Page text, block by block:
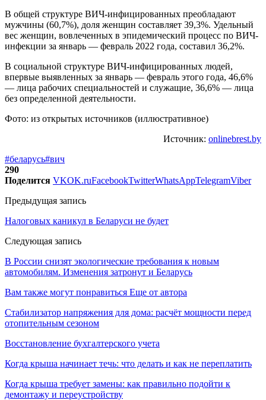
В общей структуре ВИЧ-инфицированных преобладают
мужчины (60,7%), доля женщин составляет 39,3%. Удельный
вес женщин, вовлеченных в эпидемический процесс по ВИЧ-
инфекции за январь — февраль 2022 года, составил 36,2%.
В социальной структуре ВИЧ-инфицированных людей,
впервые выявленных за январь — февраль этого года, 46,6%
— лица рабочих специальностей и служащие, 36,6% — лица
без определенной деятельности.
Фото: из открытых источников (иллюстративное)
Источник: onlinebrest.by
#беларусь#вич
290
Поделится VKOK.ruFacebookTwitterWhatsAppTelegramViber
Предыдущая запись
Налоговых каникул в Беларуси не будет
Следующая запись
В России снизят экологические требования к новым
автомобилям. Изменения затронут и Беларусь
Вам также могут понравиться Еще от автора
Стабилизатор напряжения для дома: расчёт мощности перед
отопительным сезоном
Восстановление бухгалтерского учета
Когда крыша начинает течь: что делать и как не переплатить
Когда крыша требует замены: как правильно подойти к
демонтажу и переустройству